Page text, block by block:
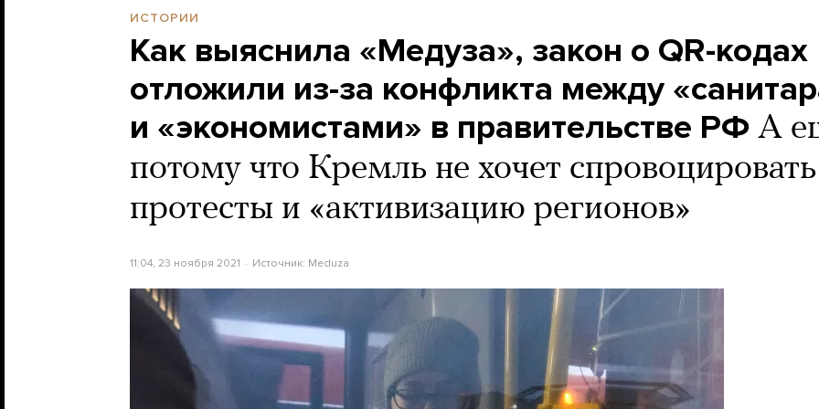
ИСТОРИИ
Как выяснила «Медуза», закон о QR-кодах
отложили из-за конфликта между
и «экономистами» в правительстве РФ А
потому что Кремль не хочет спровоцировать
протесты и «активизацию регионов»
11:04, 23 ноября 2021 Источник: Meduza